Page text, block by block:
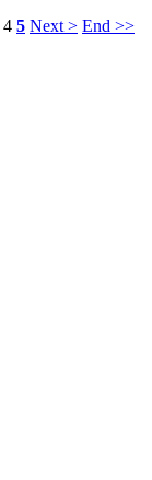
4 5 Next > End >>